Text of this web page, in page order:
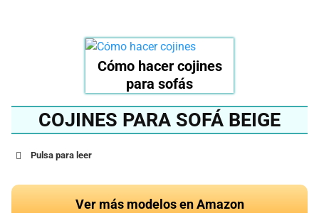
Cómo hacer cojines
para sofás
COJINES PARA SOFÁ BEIGE
Pulsa para leer
Ver más modelos en Amazon